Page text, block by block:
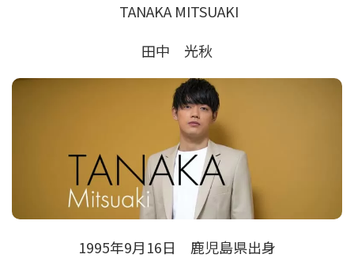
TANAKA MITSUAKI
田中 光秋
1995年9月16日 鹿児島県出身